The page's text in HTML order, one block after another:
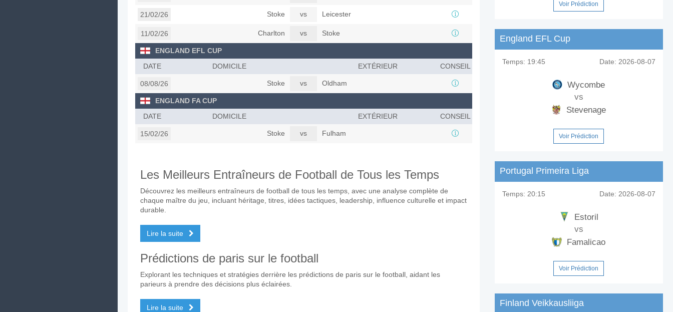
21/02/26 Stoke vs Leicester
11/02/26 Charlton vs Stoke
ENGLAND EFL CUP
DATE
DOMICILE EXTÉRIEUR CONSEIL
08/08/26 Stoke vs Oldham
ENGLAND FA CUP
DATE
DOMICILE EXTÉRIEUR CONSEIL
15/02/26 Stoke vs Fulham
Les Meilleurs Entraîneurs de Football de Tous les Temps
Découvrez les meilleurs entraîneurs de football de tous les temps, avec une analyse complète de
chaque maître du jeu, incluant héritage, titres, idées tactiques, leadership, influence culturelle et impact
durable.
Lire la suite
Prédictions de paris sur le football
Explorant les techniques et stratégies derrière les prédictions de paris sur le football, aidant les
parieurs à prendre des décisions plus éclairées.
Lire la suite
Voir Prédiction
England EFL Cup
Temps: 19:45 Date: 2026-08-07
Wycombe
vs
Stevenage
Voir Prédiction
Portugal Primeira Liga
Temps: 20:15 Date: 2026-08-07
Estoril
vs
Famalicao
Voir Prédiction
Finland Veikkausliiga